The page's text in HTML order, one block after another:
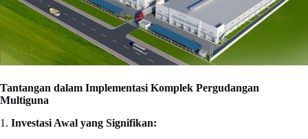
Tantangan dalam Implementasi Komplek Pergudangan
Multiguna
1. Investasi Awal yang Signifikan: